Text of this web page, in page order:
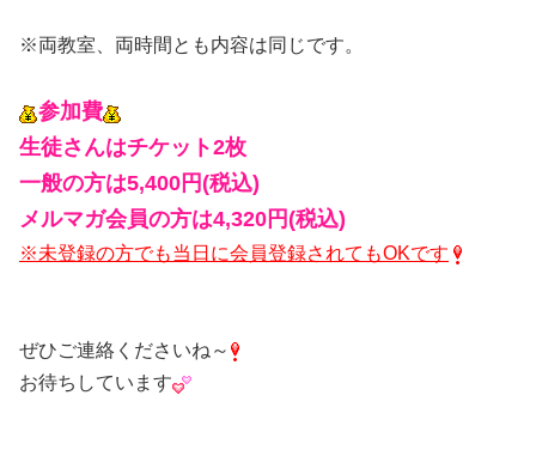
※両教室、両時間とも内容は同じです。
参加費
生徒さんはチケット2枚
一般の方は5,400円(税込)
メルマガ会員の方は4,320円(税込)
※未登録の方でも当日に会員登録されてもOKです
ぜひご連絡くださいね～
お待ちしています